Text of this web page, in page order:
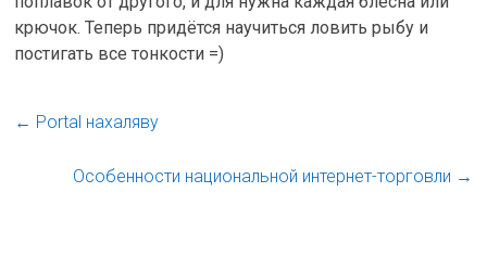
крючок. Теперь придётся научиться ловить рыбу и
постигать все тонкости =)
← Portal нахаляву
Особенности национальной интернет-торговли →